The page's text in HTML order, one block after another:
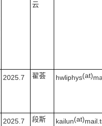
云
2025.7 翟荟 hwliphys(at)
2025.7
段斯
kailun(at)